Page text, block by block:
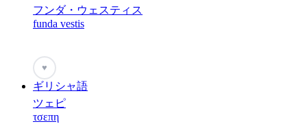
フンダ・ウェスティス
funda vestis
♥
ギリシャ語
ツェピ
τσεπη